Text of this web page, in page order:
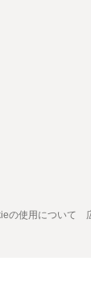
の使用について